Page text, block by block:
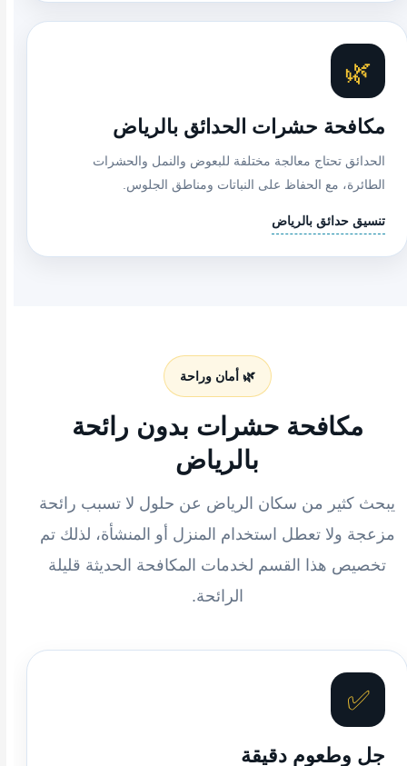
🌿
مكافحة حشرات الحدائق بالرياض
الحدائق تحتاج معالجة مختلفة للبعوض والنمل والحشرات
الطائرة، مع الحفاظ على النباتات ومناطق الجلوس.
تنسيق حدائق بالرياض
🌿 أمان وراحة
مكافحة حشرات بدون رائحة
بالرياض
يبحث كثير من سكان الرياض عن حلول لا تسبب رائحة
مزعجة ولا تعطل استخدام المنزل أو المنشأة، لذلك تم
تخصيص هذا القسم لخدمات المكافحة الحديثة قليلة
الرائحة.
✅
جل وطعوم دقيقة